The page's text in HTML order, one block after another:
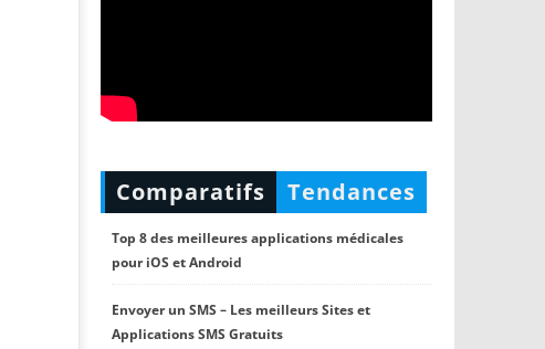
Comparatifs Tendances
Top 8 des meilleures applications médicales
pour iOS et Android
Envoyer un SMS – Les meilleurs Sites et
Applications SMS Gratuits